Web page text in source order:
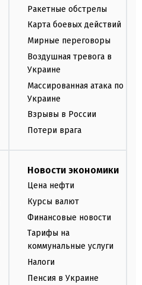
Ракетные обстрелы
Карта боевых действий
Мирные переговоры
Воздушная тревога в
Украине
Массированная атака по
Украине
Взрывы в России
Потери врага
Новости экономики
Цена нефти
Курсы валют
Финансовые новости
Тарифы на
коммунальные услуги
Налоги
Пенсия в Украине